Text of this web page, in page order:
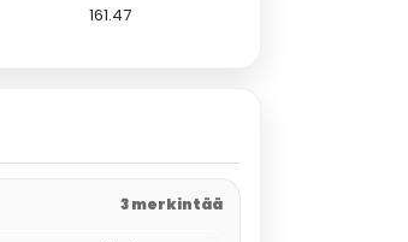
161.47
3 merkintää